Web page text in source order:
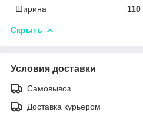
Ширина
110
Скрыть
Условия доставки
Самовывоз
Доставка курьером